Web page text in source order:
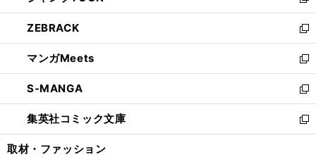
開
く
ウ
で
開
く
ン
ド
ウ
で
開
く
ウ
ィ
ン
ド
ウ
で
開
く
し
い
ウ
ィ
ン
ド
ウ
で
開
ZEBRACK
新
し
い
ウ
ィ
ン
ド
ウ
マンガMeets
新
し
い
ウ
ィ
ン
S-MANGA
新
し
い
ウ
集英社コミック文庫
新
し
取材・ファッション